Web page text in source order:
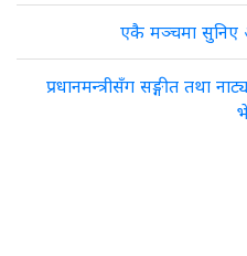
एकै मञ्चमा सुनिए
प्रधानमन्त्रीसँग सङ्गीत तथा